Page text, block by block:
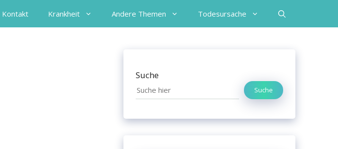
Kontakt Krankheit Andere Themen Todesursache
Suche
Suche